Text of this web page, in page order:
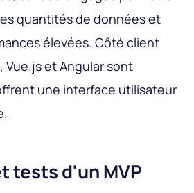
quantités de données et
élevées. Côté client
et Angular sont
une interface utilisateur
tests d'un MVP